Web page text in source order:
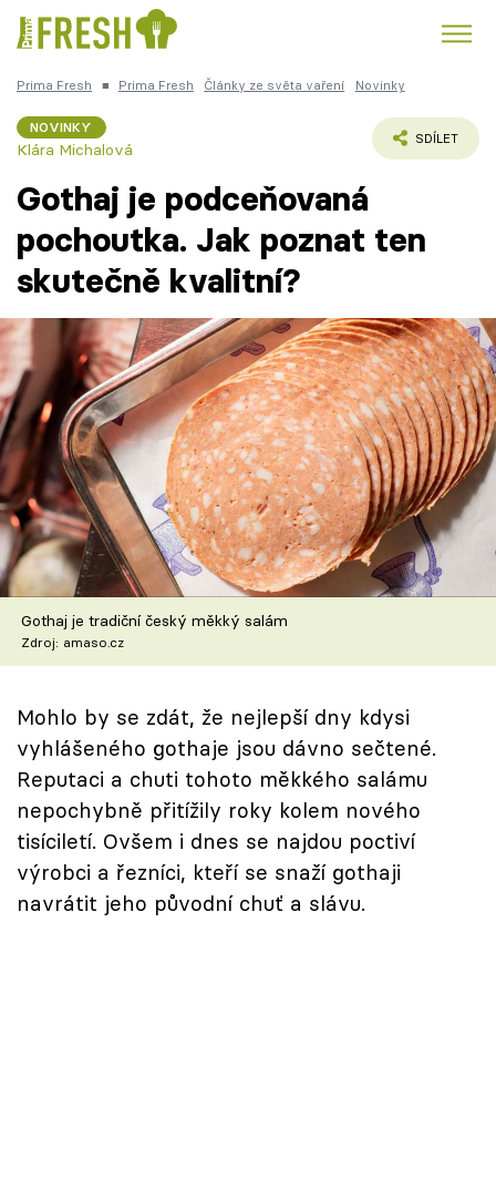
Česká kuchyně
Témata
Recepty
Články
TV Program
Škola vaření
Recepty z TV
Speciál: Cuketa
Sledujte prima+
Přihlášení
Sledujte nás
Prima Fresh ■ Prima Fresh Články ze světa vaření Novinky
NOVINKY
Klára Michalová
SDÍLET
Gothaj je podceňovaná
pochoutka. Jak poznat ten
skutečně kvalitní?
Gothaj je tradiční český měkký salám
Zdroj: amaso.cz
Mohlo by se zdát, že nejlepší dny kdysi
vyhlášeného gothaje jsou dávno sečtené.
Reputaci a chuti tohoto měkkého salámu
nepochybně přitížily roky kolem nového
tisíciletí. Ovšem i dnes se najdou poctiví
výrobci a řezníci, kteří se snaží gothaji
navrátit jeho původní chuť a slávu.